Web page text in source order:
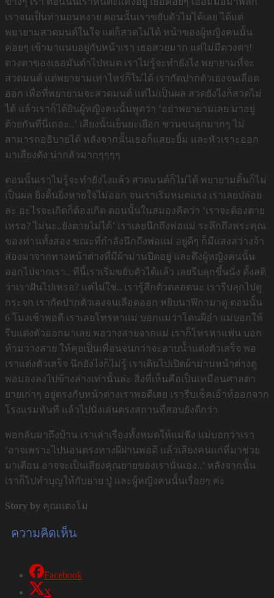
เราจนเป็นท่านอนหงาย ตอนนั้นเราขยับตัวไม่ได้เลย ได้แต่
พยายามสวดมนต์ในใจ แต่ก็สวดไม่ได้ หน้าของผู้หญิงคนนั้น
ค่อยๆ เข้ามาแนบอยู่กับหน้าเรา เธอสวยมาก แต่ไม่มีดวงตา!
ดวงตาของเธอมันดำไปหมด เราไม่รู้จะทำยังไง พยายามที่จะ
สวดมนต์ แต่พยายามเท่าไหร่ก็ไม่ได้ เรากัดปากตัวเองจนเลือด
ออก เพื่อที่พยายามจะสวดมนต์ แต่ไม่เป็นผล สวดยังไงก็สวดไม่
ได้ แล้วเราก็ได้ยินผู้หญิงคนนั้นพูดว่า ‘อย่าพยายามเลย มาอยู่
ด้วยกันที่นี่เถอะ..’ เสียงนั้นเย็นยะเยือก ชวนขนลุกมากๆ ไม่
สามารถอธิบายได้ หลังจากนั้นเธอก็แสยะยิ้ม และหัวเราะออก
มาเสียงดัง น่ากลัวมากๆๆๆๆ
ตอนนั้นเราไม่รู้จะทำยังไงแล้ว สวดมนต์ก็ไม่ได้ พยายามดิ้นก็ไม่
เป็นผล ยิ่งดิ้นยิ่งหายใจไม่ออก จนเราเริ่มหมดแรง เราเลยปล่อย
ละ อะไรจะเกิดก็ต้องเกิด ตอนนั้นในสมองคิดว่า ‘เราจะต้องตาย
เหรอ? ไม่นะ..ยังตายไม่ได้’ เราเลยนึกถึงพ่อแม่ ระลึกถึงพระคุณ
ของท่านทั้งสอง ขณะที่กำลังนึกถึงพ่อแม่ อยู่ดีๆ ก็มีแสงสว่างจ้า
ส่องมาจากทางหน้าต่างที่มีผ้าม่านปิดอยู่ และดึงผู้หญิงคนนั้น
ออกไปจากเรา.. ทีนี้เราเริ่มขยับตัวได้แล้ว เลยรีบลุกขึ้นนั่ง ตั้งสติ
ว่าเราฝันไปเหรอ? แต่ไม่ใช่.. เรารู้สึกตัวตลอดนะ เรารีบลุกไปดู
กระจก เรากัดปากตัวเองจนเลือดออก หยิบนาฬิกามาดู ตอนนั้น
6 โมงเช้าพอดี เราเลยโทรหาแม่ บอกแม่ว่าโดนผีอำ แม่บอกให้
รีบแต่งตัวออกมาเลย พอวางสายจากแม่ เราก็โทรหาแฟน บอก
ห้ามวางสาย ให้คุยเป็นเพื่อนจนกว่าจะอาบน้ำแต่งตัวเสร็จ พอ
เราแต่งตัวเสร็จ นึกยังไงก็ไม่รู้ เราเดินไปเปิดผ้าม่านหน้าต่างดู
พอมองลงไปข้างล่างเท่านั้นล่ะ สิ่งที่เห็นคือเป็นเหมือนศาลตา
ยายเก่าๆ อยู่ตรงกับหน้าต่างเราพอดีเลย เรารีบเช็คเอ้าท์ออกจาก
โรงแรมทันที แล้วไปนั่งเล่นตรงสถานที่สอบยังดีกว่า
พอกลับมาถึงบ้าน เราเล่าเรื่องทั้งหมดให้แม่ฟัง แม่บอกว่าเรา
‘อาจเพราะไปนอนตรงทางผีผ่านพอดี แล้วเสียงคนแก่ที่มาช่วย
มาเตือน อาจจะเป็นเสียงคุณยายของเรานั่นเอง..’ หลังจากนั้น
เราก็ไปทำบุญให้กับยาย ปู่ และผู้หญิงคนนั้นเรื่อยๆ ค่ะ
Story by คุณแตงโม
ความคิดเห็น
Facebook
X